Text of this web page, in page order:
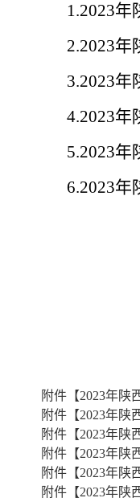
1.2023
2.2023
3.2023
4.2023年
5.2023
6.2023
附件【2023年陕
附件【2023年陕
附件【2023年陕
附件【2023年陕
附件【2023年陕
附件【2023年陕